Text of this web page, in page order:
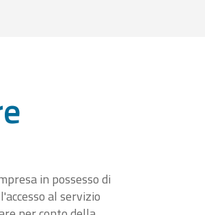
in possesso di
al servizio